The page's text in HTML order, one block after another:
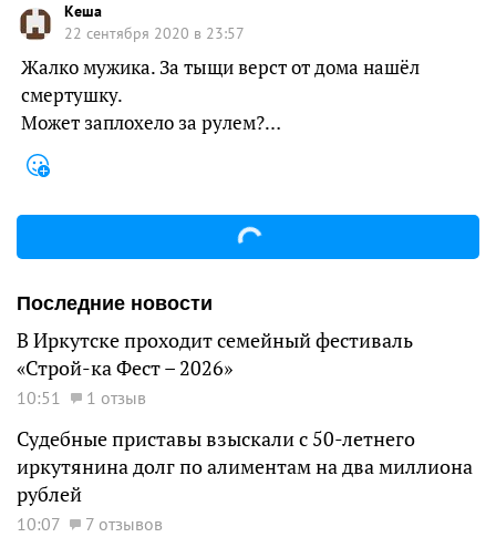
Кеша
22 сентября 2020 в 23:57
Жалко мужика. За тыщи верст от дома нашёл
смертушку.
Может заплохело за рулем?…
Последние новости
В Иркутске проходит семейный фестиваль
«Строй-ка Фест – 2026»
10:51 1 отзыв
Судебные приставы взыскали с 50-летнего
иркутянина долг по алиментам на два миллиона
рублей
10:07 7 отзывов